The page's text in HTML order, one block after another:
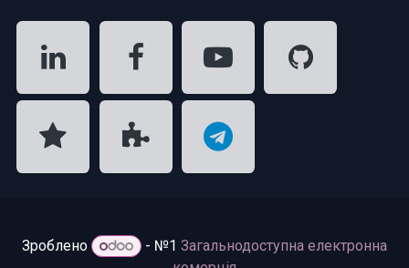
Зроблено - №1 Загальнодоступна електронна